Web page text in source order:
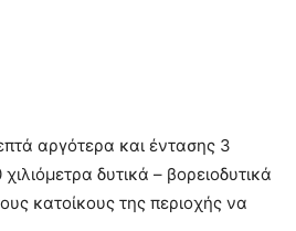
αργότερα και έντασης 3
δυτικά – βορειοδυτικά
κατοίκους της περιοχής να